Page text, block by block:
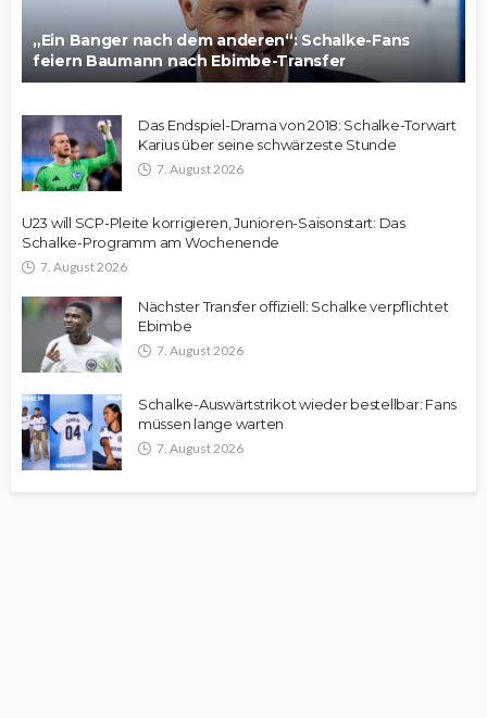
„Ein Banger nach dem anderen“: Schalke-Fans
feiern Baumann nach Ebimbe-Transfer
Das Endspiel-Drama von 2018: Schalke-Torwart
Karius über seine schwärzeste Stunde
7. August 2026
U23 will SCP-Pleite korrigieren, Junioren-Saisonstart: Das
Schalke-Programm am Wochenende
7. August 2026
Nächster Transfer offiziell: Schalke verpflichtet
Ebimbe
7. August 2026
Schalke-Auswärtstrikot wieder bestellbar: Fans
müssen lange warten
7. August 2026